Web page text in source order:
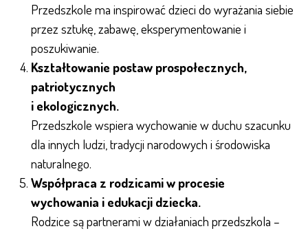
Przedszkole ma inspirować dzieci do wyrażania siebie
przez sztukę, zabawę, eksperymentowanie i
poszukiwanie.
Kształtowanie postaw prospołecznych,
patriotycznych
i ekologicznych.
Przedszkole wspiera wychowanie w duchu szacunku
dla innych ludzi, tradycji narodowych i środowiska
naturalnego.
Współpraca z rodzicami w procesie
wychowania i edukacji dziecka.
Rodzice są partnerami w działaniach przedszkola –